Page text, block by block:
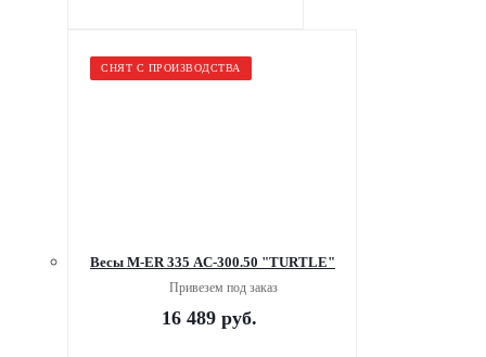
СНЯТ С ПРОИЗВОДСТВА
Весы M-ER 335 AC-300.50 "TURTLE"
Привезем под заказ
16 489руб.